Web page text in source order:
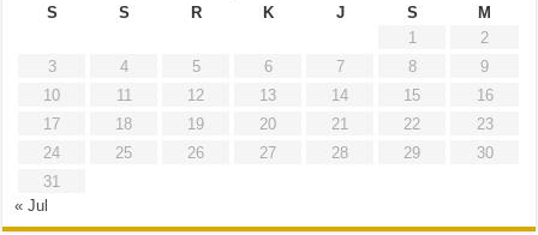
S
S R K J S
M
1
2
3
4 5 6 7 8
9
10
11 12 13 14 15
16
17
18 19 20 21 22
23
24
25 26 27 28 29
30
31
« Jul